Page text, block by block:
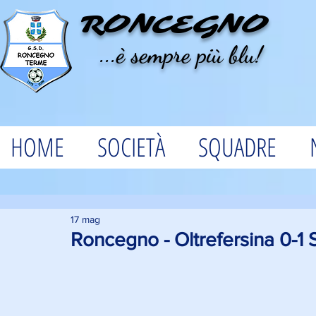
RONCEGNO
...è sempre più blu!
HOME SOCIETÀ SQUADRE
Roncegno - Oltrefersina 0-1
17 mag